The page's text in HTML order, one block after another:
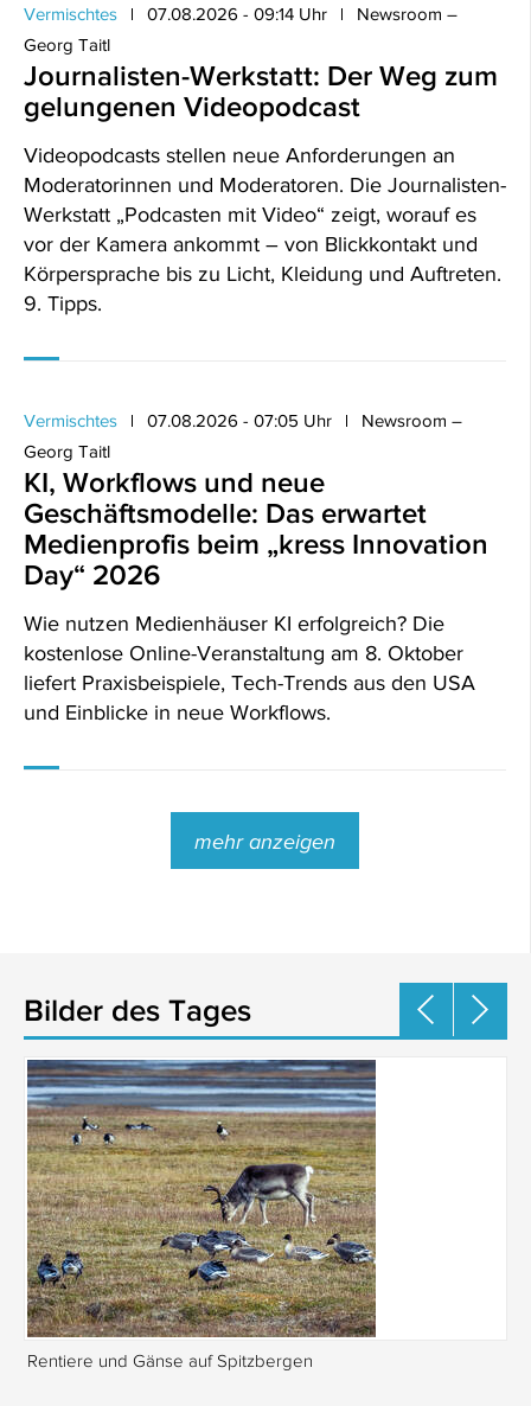
Vermischtes 07.08.2026 - 09:14 Uhr
Newsroom –
Georg Taitl
Journalisten-Werkstatt: Der Weg zum
gelungenen Videopodcast
Videopodcasts stellen neue Anforderungen an
Moderatorinnen und Moderatoren. Die Journalisten-
Werkstatt „Podcasten mit Video“ zeigt, worauf es
vor der Kamera ankommt – von Blickkontakt und
Körpersprache bis zu Licht, Kleidung und Auftreten.
9. Tipps.
Vermischtes 07.08.2026 - 07:05 Uhr
Newsroom –
Georg Taitl
KI, Workflows und neue
Geschäftsmodelle: Das erwartet
Medienprofis beim „kress Innovation
Day“ 2026
Wie nutzen Medienhäuser KI erfolgreich? Die
kostenlose Online-Veranstaltung am 8. Oktober
liefert Praxisbeispiele, Tech-Trends aus den USA
und Einblicke in neue Workflows.
mehr anzeigen
Bilder des Tages
Rentiere und Gänse auf Spitzbergen